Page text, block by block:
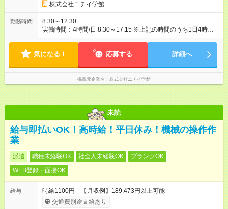
株式会社ニチイ学館
勤務時間
8:30～12:30
実働時間：4時間/日 8:30～17:15 ※上記の時間のうち1日4時間～
（月78時間勤務） ※シフトにより早出・遅出あり
気になる！ 応募する 詳細へ
掲載元企業名 株式会社ニチイ学館
未読
給与即払いOK！高時給！平日休み！機械の操作作
業
派遣 職種未経験OK 社会人未経験OK
ブランクOK
WEB登録・面接OK
給与
時給1100円 【月収例】189,473円以上可能
交通費別途支給あり